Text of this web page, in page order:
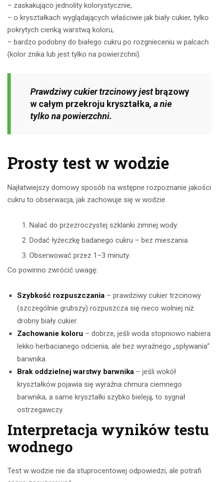
– zaskakująco jednolity kolorystycznie,
– o kryształkach wyglądających właściwie jak biały cukier, tylko
pokrytych cienką warstwą koloru,
– bardzo podobny do białego cukru po rozgnieceniu w palcach
(kolor znika lub jest tylko na powierzchni).
Prawdziwy cukier trzcinowy jest brązowy
w całym przekroju kryształka, a nie
tylko na powierzchni.
Prosty test w wodzie
Najłatwiejszy domowy sposób na wstępne rozpoznanie jakości
cukru to obserwacja, jak zachowuje się w wodzie.
Nalać do przezroczystej szklanki zimnej wody.
Dodać łyżeczkę badanego cukru – bez mieszania.
Obserwować przez 1–3 minuty.
Co powinno zwrócić uwagę:
Szybkość rozpuszczania – prawdziwy cukier trzcinowy
(szczególnie grubszy) rozpuszcza się nieco wolniej niż
drobny biały cukier.
Zachowanie koloru – dobrze, jeśli woda stopniowo nabiera
lekko herbacianego odcienia, ale bez wyraźnego „spływania”
barwnika.
Brak oddzielnej warstwy barwnika – jeśli wokół
kryształków pojawia się wyraźna chmura ciemnego
barwnika, a same kryształki szybko bieleją, to sygnał
ostrzegawczy.
Interpretacja wyników testu
wodnego
Test w wodzie nie da stuprocentowej odpowiedzi, ale potrafi